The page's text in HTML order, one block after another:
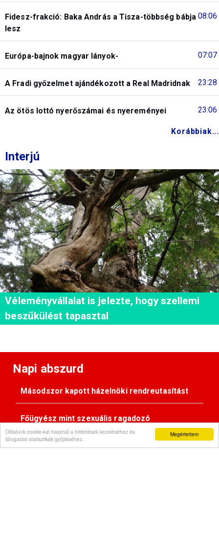
Megértettem
Oldalunk cookie-kat használ a hirdetések kezeléséhez és
látogatási statisztikák gyűjtéséhez.
08:06
Fidesz-frakció: Baka András a Tisza-többség bábja
lesz
07:07
Európa-bajnok magyar lányok-
23:28
A Fradi győzelmet ajándékozott a Real Madridnak
23:06
Az ötös lottó nyerőszámai és nyereményei
Korábbiak...
Interjú
Véleményvállalat is jelezte, hogy szellemi
beszűkülést tapasztal
Napi abszurd
Másodszor kapott házelnöki rendreutasítást
Főügyész mint szexuális ragadozó
Pimasz önkényúr